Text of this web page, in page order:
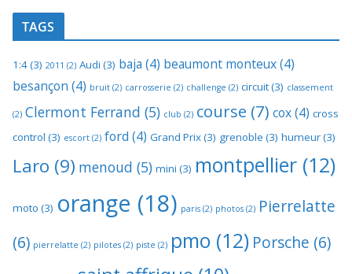
TAGS
1:4(3) 2011 (2) Audi (3) baja (4) beaumont monteux(4)
besançon (4) bruit (2) carrosserie (2) challenge (2) circuit(3) classement
(2) Clermont Ferrand (5) club (2) course (7) cox(4) cross
control (3) escort (2) ford (4) Grand Prix(3) grenoble (3) humeur(3)
Laro (9) menoud (5) mini (3) montpellier (12)
moto (3) orange (18) paris (2) photos (2) Pierrelatte
(6) pierrelatte (2) pilotes (2) piste (2) pmo (12) Porsche (6)